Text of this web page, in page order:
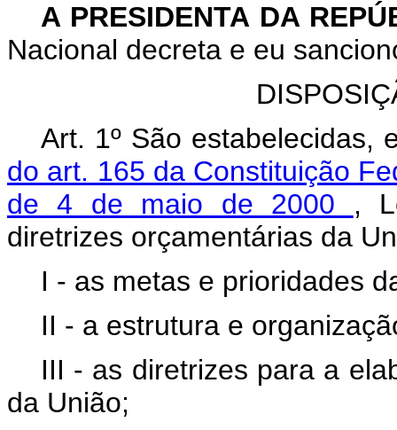
A PRESIDENTA DA
Nacional decreta e eu
Art. 1º São
do art. 165 da Constituição
de 4 de maio de 2000 ,
diretrizes orçamentárias da
I - as metas e prioridades
II - a estrutura e
III - as diretrizes para a
da União;